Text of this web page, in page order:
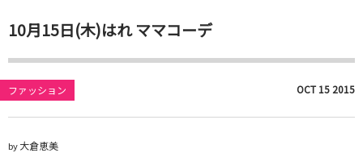
10月15日(木)はれ ママコーデ
ファッション OCT 15 2015
by大倉恵美